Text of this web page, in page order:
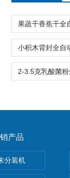
产品
分装机